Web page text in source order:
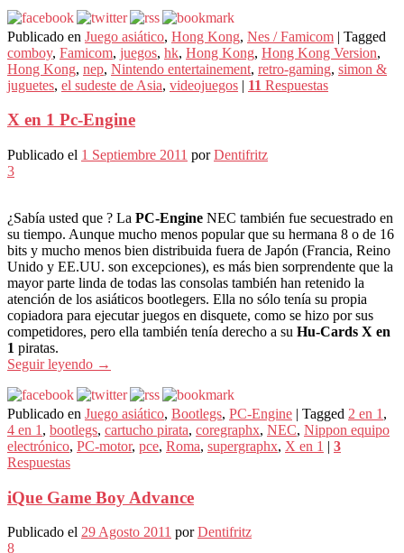
Publicado en Juego asiático, Hong Kong, Nes / Famicom | Tagged
comboy, Famicom, juegos, hk, Hong Kong, Hong Kong Version,
Hong Kong, nep, Nintendo entertainement, retro-gaming, simon &
juguetes, el sudeste de Asia, videojuegos | 11 Respuestas
X en 1 Pc-Engine
Publicado el 1 Septiembre 2011 porDentifritz
3
¿Sabía usted que ? La PC-Engine NEC también fue secuestrado en
su tiempo. Aunque mucho menos popular que su hermana 8 o de 16
bits y mucho menos bien distribuida fuera de Japón (Francia, Reino
Unido y EE.UU. son excepciones), es más bien sorprendente que la
mayor parte linda de todas las consolas también han retenido la
atención de los asiáticos bootlegers. Ella no sólo tenía su propia
copiadora para ejecutar juegos en disquete, como se hizo por sus
competidores, pero ella también tenía derecho a su Hu-Cards X en
1 piratas.
Seguir leyendo →
Publicado en Juego asiático, Bootlegs, PC-Engine | Tagged 2 en 1 ,
4 en 1 , bootlegs, cartucho pirata, coregraphx, NEC, Nippon equipo
electrónico, PC-motor, pce, Roma, supergraphx, X en 1 | 3
Respuestas
iQue Game Boy Advance
Publicado el 29 Agosto 2011 porDentifritz
8